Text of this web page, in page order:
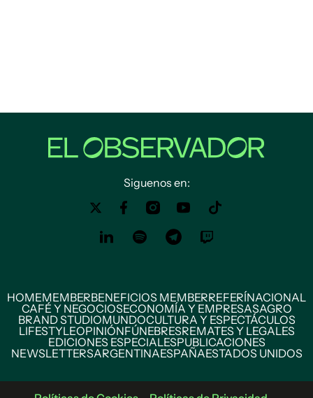
Siguenos en:
HOMEMEMBERBENEFICIOS MEMBERREFERÍNACIONAL
CAFÉ Y NEGOCIOSECONOMÍA Y EMPRESASAGRO
BRAND STUDIOMUNDOCULTURA Y ESPECTÁCULOS
LIFESTYLEOPINIÓNFÚNEBRESREMATES Y LEGALES
EDICIONES ESPECIALESPUBLICACIONES
NEWSLETTERSARGENTINAESPAÑAESTADOS UNIDOS